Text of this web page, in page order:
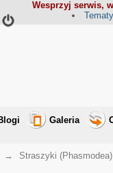
Wesprzyj serwis,
Galeria
→ Straszyki (Phasmodea)